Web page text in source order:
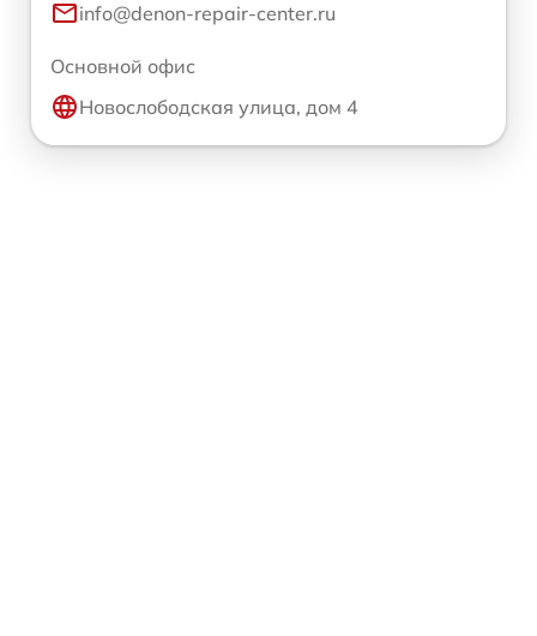
info@denon-repair-center.ru
Основной офис
Новослободская улица, дом 4